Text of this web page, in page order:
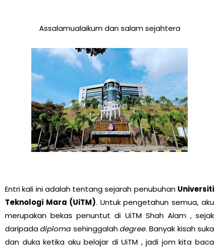
Assalamualaikum dan salam sejahtera
Entri kali ini adalah tentang sejarah penubuhan Universiti
Teknologi Mara (UiTM). Untuk pengetahun semua, aku
merupakan bekas penuntut di UiTM Shah Alam , sejak
daripadadiploma sehinggalahdegree. Banyak kisah suka
dan duka ketika aku belajar di UiTM , jadi jom kita baca